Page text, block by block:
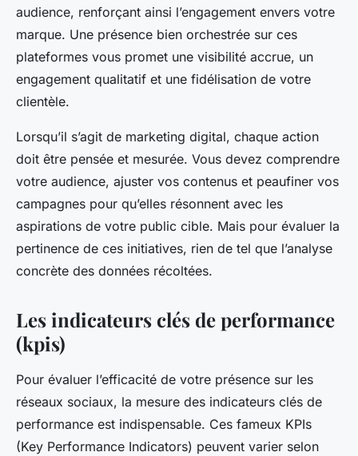
audience, renforçant ainsi l’engagement envers votre
marque. Une présence bien orchestrée sur ces
plateformes vous promet une visibilité accrue, un
engagement qualitatif et une fidélisation de votre
clientèle.
Lorsqu’il s’agit de marketing digital, chaque action
doit être pensée et mesurée. Vous devez comprendre
votre audience, ajuster vos contenus et peaufiner vos
campagnes pour qu’elles résonnent avec les
aspirations de votre public cible. Mais pour évaluer la
pertinence de ces initiatives, rien de tel que l’analyse
concrète des données récoltées.
Les indicateurs clés de performance
(kpis)
Pour évaluer l’efficacité de votre présence sur les
réseaux sociaux, la mesure des indicateurs clés de
performance est indispensable. Ces fameux KPIs
(Key Performance Indicators) peuvent varier selon